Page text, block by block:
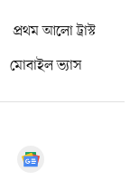
প্রথম আলো ট্রাস্ট
মোবাইল ভ্যাস